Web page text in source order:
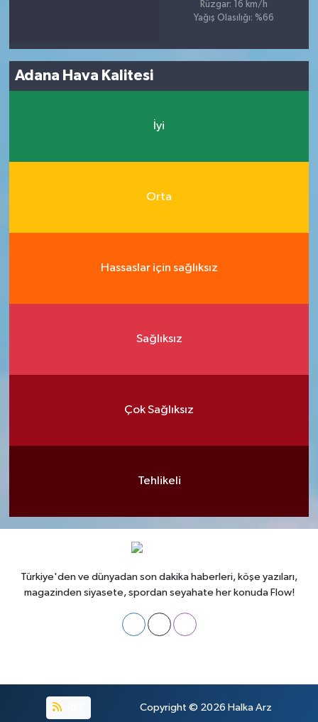
Rüzgar: 16 km/h
Yağış Olasılığı: %66
Adana Hava Kalitesi
İyi
Orta
Hassaslar için sağlıksız
Sağlıksız
Çok Sağlıksız
Tehlikeli
Türkiye'den ve dünyadan son dakika haberleri, köşe yazıları,
magazinden siyasete, spordan seyahate her konuda Flow!
Copyright © 2026 Halka Arz